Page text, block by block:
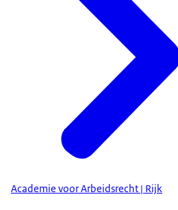
Academie voor Arbeidsrecht | Rijk